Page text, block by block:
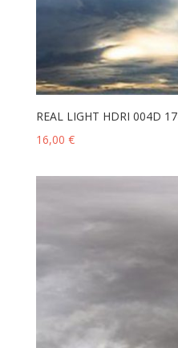
REAL LIGHT HDRI 004D
16,00 €